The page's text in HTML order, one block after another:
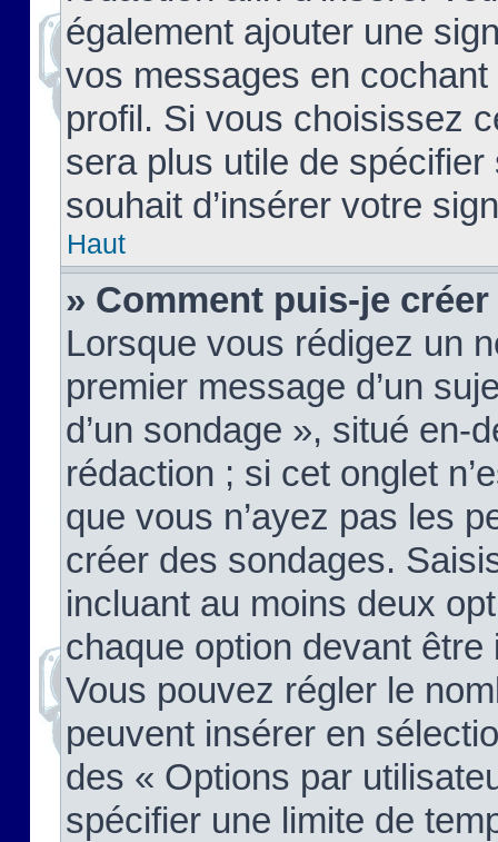
également ajouter une
vos messages en
profil. Si vous choisissez
sera plus utile de
souhait d’insérer votre
Haut
» Comment puis-je
Lorsque vous rédigez un
premier message d’un
d’un sondage », situé en-
rédaction ; si cet onglet
que vous n’ayez pas les
créer des sondages.
incluant au moins deux
chaque option devant
Vous pouvez régler le
peuvent insérer en
des « Options par
spécifier une limite de